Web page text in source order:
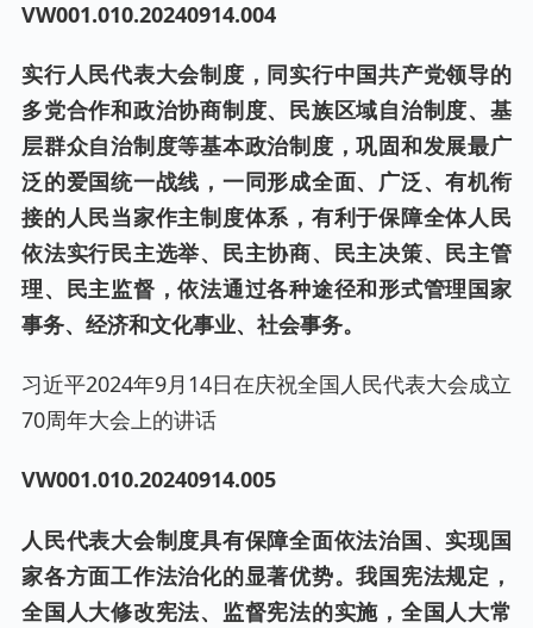
VW001.010.20240914.004
实行人民代表大会制度，同实行中国共产党领导的
多党合作和政治协商制度、民族区域自治制度、基
层群众自治制度等基本政治制度，巩固和发展最广
泛的爱国统一战线，一同形成全面、广泛、有机衔
接的人民当家作主制度体系，有利于保障全体人民
依法实行民主选举、民主协商、民主决策、民主管
理、民主监督，依法通过各种途径和形式管理国家
事务、经济和文化事业、社会事务。
习近平2024年9月14日在庆祝全国人民代表大会成立
70周年大会上的讲话
VW001.010.20240914.005
人民代表大会制度具有保障全面依法治国、实现国
家各方面工作法治化的显著优势。我国宪法规定，
全国人大修改宪法、监督宪法的实施，全国人大常